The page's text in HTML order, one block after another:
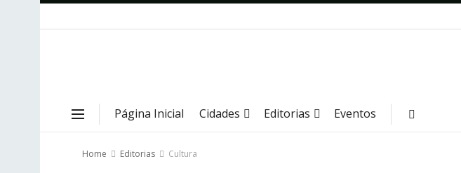
Página Inicial Cidades Editorias Eventos
Home Editorias Cultura